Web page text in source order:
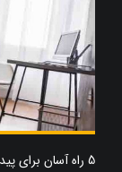
5 راه آسان برای پیدا کردن بهترین دکوراسیون داخلی در اصفهان